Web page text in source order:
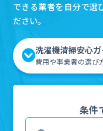
できる業者を自分で選
ださい。
洗濯機清掃安心ガ
費用や事業者の選び
条件